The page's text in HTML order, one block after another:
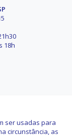
18h
ser usadas para
circunstância, as